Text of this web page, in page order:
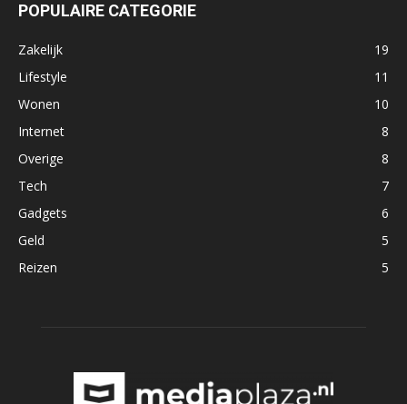
POPULAIRE CATEGORIE
Zakelijk
19
Lifestyle
11
Wonen
10
Internet
8
Overige
8
Tech
7
Gadgets
6
Geld
5
Reizen
5